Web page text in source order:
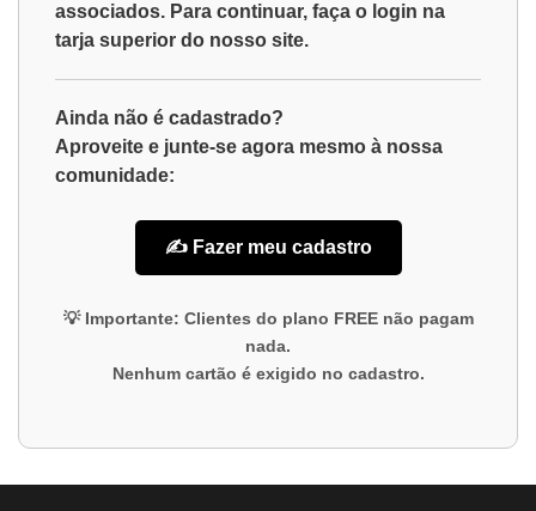
associados. Para continuar, faça o login na
tarja superior do nosso site.
Ainda não é cadastrado?
Aproveite e junte-se agora mesmo à nossa
comunidade:
✍️ Fazer meu cadastro
💡 Importante: Clientes do plano FREEnão pagam
nada.
Nenhum cartão é exigido no cadastro.